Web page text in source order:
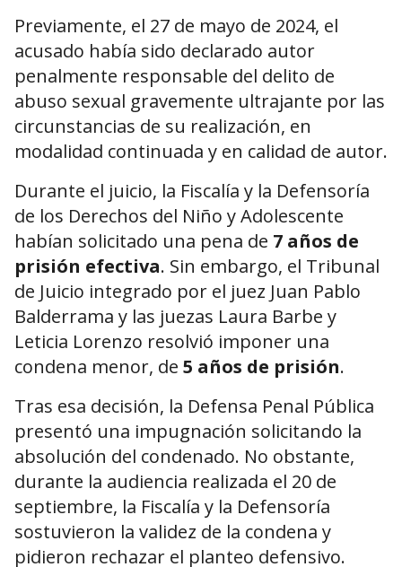
Previamente, el 27 de mayo de 2024, el
acusado había sido declarado autor
penalmente responsable del delito de
abuso sexual gravemente ultrajante por las
circunstancias de su realización, en
modalidad continuada y en calidad de autor.
Durante el juicio, la Fiscalía y la Defensoría
de los Derechos del Niño y Adolescente
habían solicitado una pena de 7 años de
prisión efectiva. Sin embargo, el Tribunal
de Juicio integrado por el juez Juan Pablo
Balderrama y las juezas Laura Barbe y
Leticia Lorenzo resolvió imponer una
condena menor, de 5 años de prisión.
Tras esa decisión, la Defensa Penal Pública
presentó una impugnación solicitando la
absolución del condenado. No obstante,
durante la audiencia realizada el 20 de
septiembre, la Fiscalía y la Defensoría
sostuvieron la validez de la condena y
pidieron rechazar el planteo defensivo.